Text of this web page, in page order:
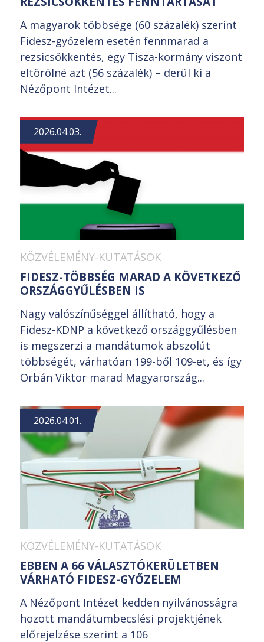
A magyarok többsége (60 százalék) szerint
Fidesz-győzelem esetén fennmarad a
rezsicsökkentés, egy Tisza-kormány viszont
eltörölné azt (56 százalék) – derül ki a
Nézőpont Intézet...
2026.04.03.
KÖZVÉLEMÉNY-KUTATÁSOK
FIDESZ-TÖBBSÉG MARAD A KÖVETKEZŐ
ORSZÁGGYŰLÉSBEN IS
Nagy valószínűséggel állítható, hogy a
Fidesz-KDNP a következő országgyűlésben
is megszerzi a mandátumok abszolút
többségét, várhatóan 199-ből 109-et, és így
Orbán Viktor marad Magyarország...
2026.04.01.
KÖZVÉLEMÉNY-KUTATÁSOK
EBBEN A 66 VÁLASZTÓKERÜLETBEN
VÁRHATÓ FIDESZ-GYŐZELEM
A Nézőpont Intézet kedden nyilvánosságra
hozott mandátumbecslési projektjének
előrejelzése szerint a 106